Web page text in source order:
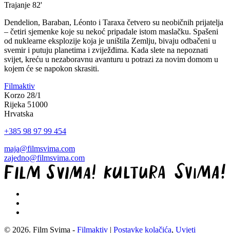
Trajanje 82'
Dendelion, Baraban, Léonto i Taraxa četvero su neobičnih prijatelja
– četiri sjemenke koje su nekoć pripadale istom maslačku. Spašeni
od nuklearne eksplozije koja je uništila Zemlju, bivaju odbačeni u
svemir i putuju planetima i zviježđima. Kada slete na nepoznati
svijet, kreću u nezaboravnu avanturu u potrazi za novim domom u
kojem će se napokon skrasiti.
Filmaktiv
Korzo 28/1
Rijeka 51000
Hrvatska
+385 98 97 99 454
maja@filmsvima.com
zajedno@filmsvima.com
© 2026. Film Svima - Filmaktiv | Postavke kolačića, Uvjeti